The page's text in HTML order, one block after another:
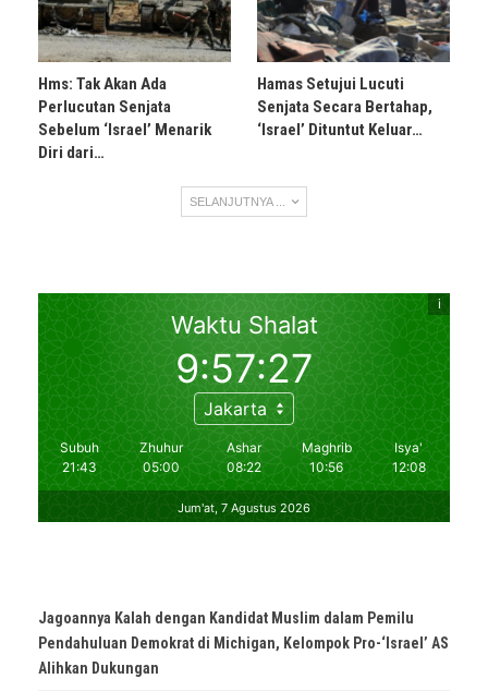
Hms: Tak Akan Ada
Perlucutan Senjata
Sebelum ‘Israel’ Menarik
Diri dari…
Hamas Setujui Lucuti
Senjata Secara Bertahap,
‘Israel’ Dituntut Keluar…
SELANJUTNYA ...
Jagoannya Kalah dengan Kandidat Muslim dalam Pemilu
Pendahuluan Demokrat di Michigan, Kelompok Pro-‘Israel’ AS
Alihkan Dukungan